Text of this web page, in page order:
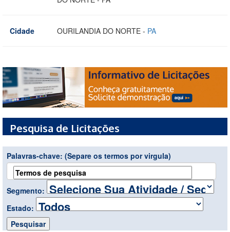
Cidade OURILANDIA DO NORTE - PA
Pesquisa de Licitações
Palavras-chave: (Separe os termos por virgula)
Segmento:
Estado: